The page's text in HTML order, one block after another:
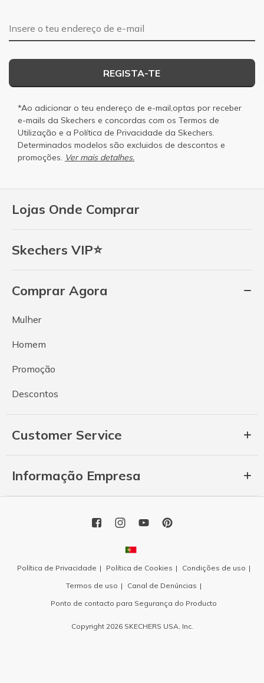
Lojas Onde Comprar
Skechers VIP⭐
Comprar Agora
Mulher
Homem
Promoção
Descontos
Customer Service
Informação Empresa
Endereço de e-mail
REGISTA-TE
*Ao adicionar o teu endereço de e-mail,optas por receber
e-mails da Skechers e concordas com os Termos de
Utilização e a Política de Privacidade da Skechers.
Determinados modelos são excluidos de descontos e
promoções. Ver mais detalhes.
Política de Privacidade Política de Cookies
Condições de uso
Termos de uso
Canal de Denúncias
Ponto de contacto para Segurança do Producto
Copyright 2026 SKECHERS USA, Inc.